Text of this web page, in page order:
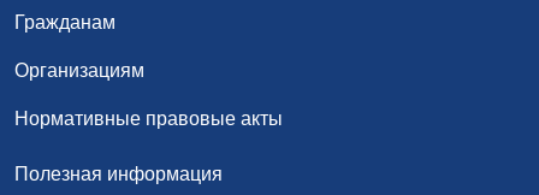
Гражданам
Организациям
Нормативные правовые акты
Полезная информация